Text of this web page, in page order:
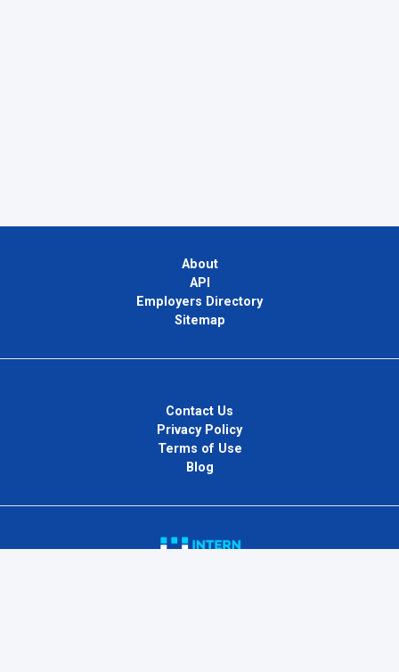
About
API
Employers Directory
Sitemap
Contact Us
Privacy Policy
Terms of Use
Blog